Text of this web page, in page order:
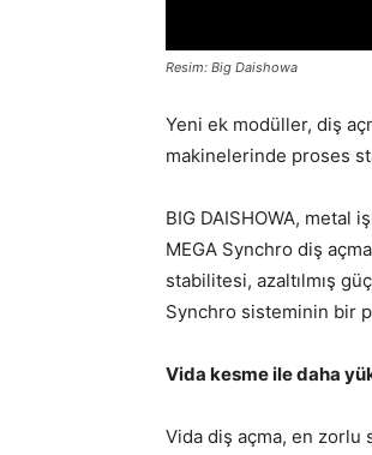
Resim: Big Daishowa
Yeni ek modüller, diş
makinelerinde proses
BIG DAISHOWA, metal
MEGA Synchro diş
stabilitesi, azaltılmış
Synchro sisteminin bir
Vida kesme ile daha
Vida diş açma, en